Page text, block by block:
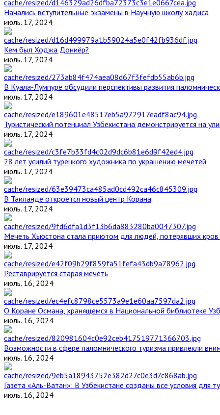
Начались вступительные экзамены в Научную школу хадиса
июль. 17, 2024
Кем был Ходжа Дониёр?
июль. 17, 2024
В Куала-Лумпуре обсудили перспективы развития
июль. 17, 2024
Туристический потенциал Узбекистана демонстрируется на
июль. 17, 2024
28 лет усилий турецкого художника по украшению мечетей
июль. 17, 2024
В Таиланде откроется новый центр Корана
июль. 17, 2024
Мечеть Хьюстона стала приютом для людей, потерявших кров
июль. 17, 2024
Реставрируется старая мечеть
июль. 16, 2024
О Коране Османа, хранящемся в Национальной библиотеке
июль. 16, 2024
Возможности в сфере паломнического туризма привлекли
июль. 16, 2024
Газета «Аль-Ватан»: В Узбекистане созданы все условия для
июль. 16, 2024